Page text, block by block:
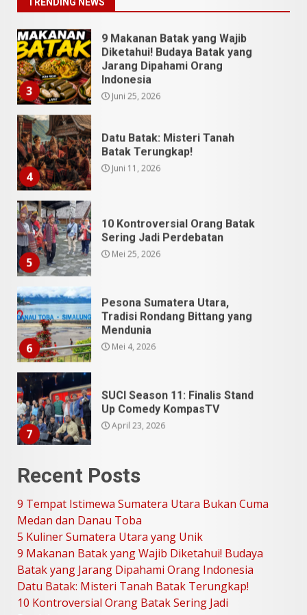
TRENDING NEWS
3
9 Makanan Batak yang Wajib
Diketahui! Budaya Batak yang
Jarang Dipahami Orang
Indonesia
4
Datu Batak: Misteri Tanah
Batak Terungkap!
5
10 Kontroversial Orang Batak
Sering Jadi Perdebatan
Mei 25, 2026
6
Pesona Sumatera Utara,
Tradisi Rondang Bittang yang
Mendunia
7
SUCI Season 11: Finalis Stand
Up Comedy KompasTV
April 23, 2026
9 Tempat Istimewa Sumatera
Utara Bukan Cuma Medan dan
Juli 31, 2026
2
5 Kuliner Sumatera Utara yang
Unik
Juli 13, 2026
Recent Posts
9 Tempat Istimewa Sumatera Utara Bukan Cuma
Medan dan Danau Toba
5 Kuliner Sumatera Utara yang Unik
9 Makanan Batak yang Wajib Diketahui! Budaya
Batak yang Jarang Dipahami Orang Indonesia
Datu Batak: Misteri Tanah Batak Terungkap!
10 Kontroversial Orang Batak Sering Jadi